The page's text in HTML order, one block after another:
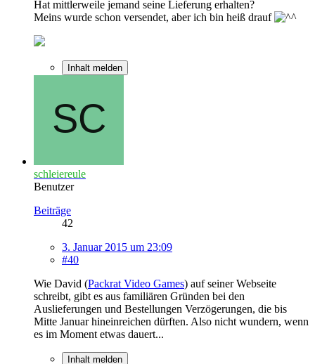
Hat mittlerweile jemand seine Lieferung erhalten?
Meins wurde schon versendet, aber ich bin heiß drauf
Inhalt melden
schleiereule
Benutzer
Beiträge
42
3. Januar 2015 um 23:09
#40
Wie David (Packrat Video Games) auf seiner Webseite
schreibt, gibt es aus familiären Gründen bei den
Auslieferungen und Bestellungen Verzögerungen, die bis
Mitte Januar hineinreichen dürften. Also nicht wundern, wenn
es im Moment etwas dauert...
Inhalt melden